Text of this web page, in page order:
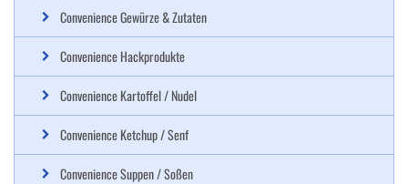
Convenience Gewürze & Zutaten
Convenience Hackprodukte
Convenience Kartoffel / Nudel
Convenience Ketchup / Senf
Convenience Suppen / Soßen